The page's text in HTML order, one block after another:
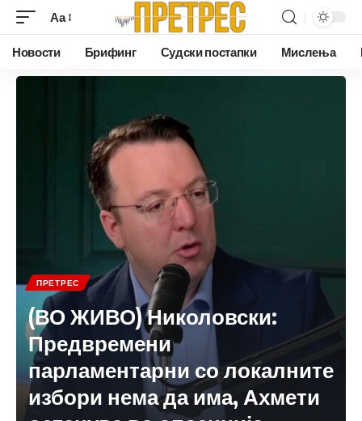
Аа
Новости Брифинг Судски постапки Мислења
ПРЕТРЕС
(ВО ЖИВО) Николовски:
Предвремени
парламентарни со локалните
избори нема да има, Ахмети